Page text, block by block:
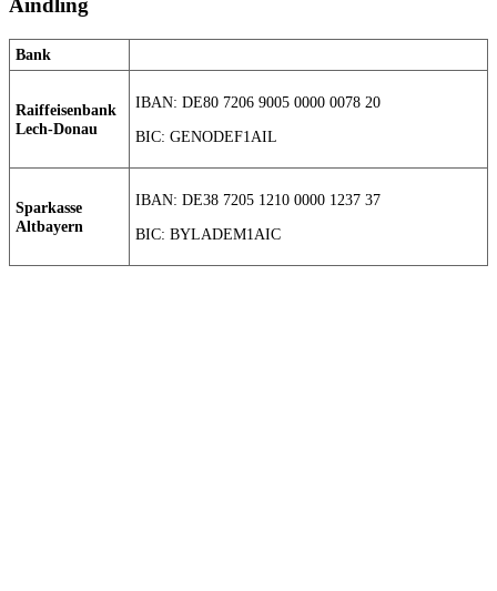
Aindling
Bank
Raiffeisenbank
Lech-Donau
IBAN: DE80 7206 9005 0000 0078 20
BIC: GENODEF1AIL
Sparkasse
Altbayern
IBAN: DE38 7205 1210 0000 1237 37
BIC: BYLADEM1AIC